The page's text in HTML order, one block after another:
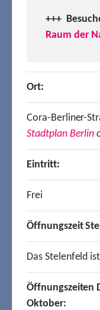
+++
Raum der
Ort:
Cora-Berliner-
Stadtplan Berlin
Eintritt:
Frei
Öffnungszeit
Das Stelenfeld
Öffnungszeiten
Oktober: